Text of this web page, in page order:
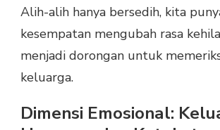
Alih-alih hanya bersedih, kita
kesempatan mengubah rasa
menjadi dorongan untuk
keluarga.
Dimensi Emosional: